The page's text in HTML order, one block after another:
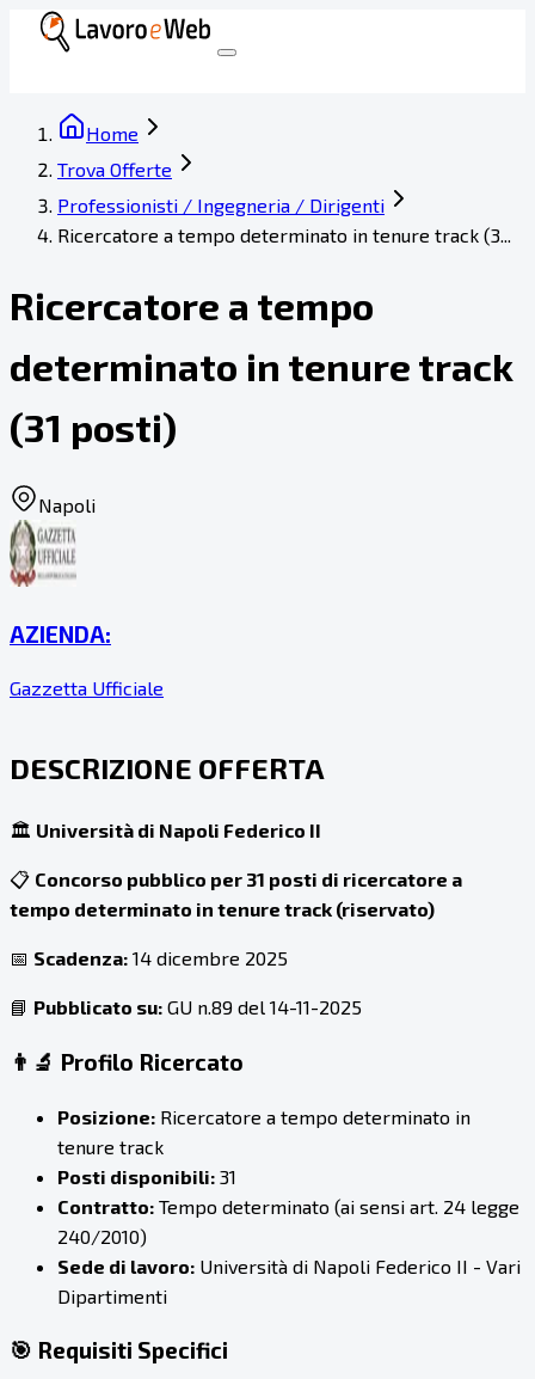
Home
Trova Offerte
Professionisti / Ingegneria / Dirigenti
Ricercatore a tempo determinato in tenure track (3...
Ricercatore a tempo
determinato in tenure track
(31 posti)
Napoli
AZIENDA:
Gazzetta Ufficiale
DESCRIZIONE OFFERTA
🏛️ Università di Napoli Federico II
📋 Concorso pubblico per 31 posti di ricercatore a
tempo determinato in tenure track (riservato)
📅 Scadenza: 14 dicembre 2025
📘 Pubblicato su: GU n.89 del 14-11-2025
👨‍🔬 Profilo Ricercato
Posizione: Ricercatore a tempo determinato in
tenure track
Posti disponibili: 31
Contratto: Tempo determinato (ai sensi art. 24 legge
240/2010)
Sede di lavoro: Università di Napoli Federico II - Vari
Dipartimenti
🎯 Requisiti Specifici